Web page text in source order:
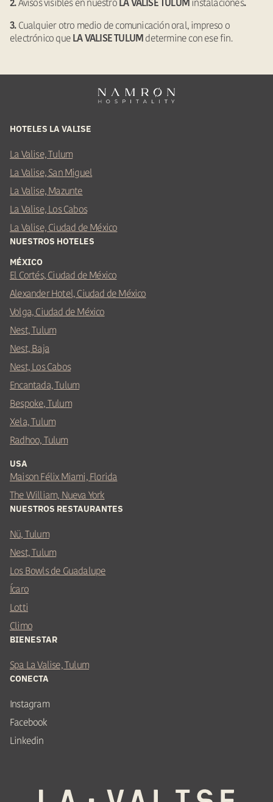
2.Avisos visibles en nuestro LA VALISE TULUM instalaciones.
3. Cualquier otro medio de comunicación oral, impreso o
electrónico que LA VALISE TULUM determine con ese fin.
HOTELES LA VALISE
La Valise, Tulum
La Valise, San Miguel
La Valise, Mazunte
La Valise, Los Cabos
La Valise, Ciudad de México
NUESTROS HOTELES
MÉXICO
El Cortés, Ciudad de México
Alexander Hotel, Ciudad de México
Volga, Ciudad de México
Nest, Tulum
Nest, Baja
Nest, Los Cabos
Encantada, Tulum
Bespoke, Tulum
Xela, Tulum
Radhoo, Tulum
USA
Maison Félix Miami, Florida
The William, Nueva York
NUESTROS RESTAURANTES
Nü, Tulum
Nest, Tulum
Los Bowls de Guadalupe
Ícaro
Lotti
Climo
BIENESTAR
Spa La Valise, Tulum
CONECTA
Instagram
Facebook
Linkedin